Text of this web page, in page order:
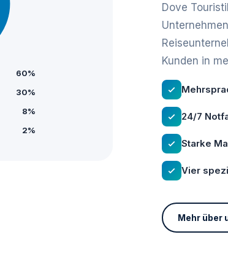
60%
30%
8%
2%
Dove
Kunden in
24/7
Starke
Vier
Mehr über